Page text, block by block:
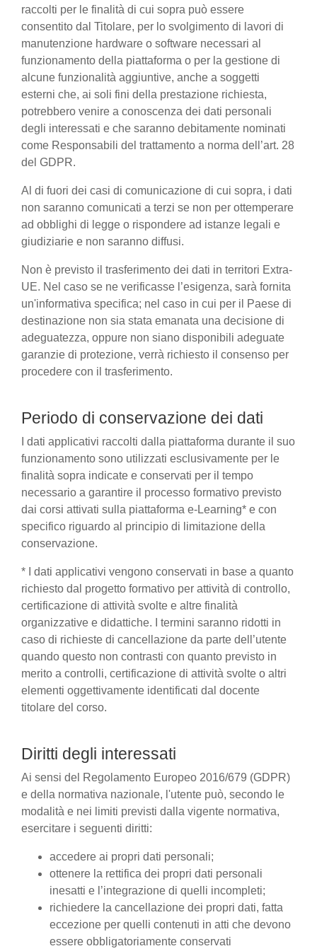
raccolti per le finalità di cui sopra può essere
consentito dal Titolare, per lo svolgimento di lavori di
manutenzione hardware o software necessari al
funzionamento della piattaforma o per la gestione di
alcune funzionalità aggiuntive, anche a soggetti
esterni che, ai soli fini della prestazione richiesta,
potrebbero venire a conoscenza dei dati personali
degli interessati e che saranno debitamente nominati
come Responsabili del trattamento a norma dell’art. 28
del GDPR.
Al di fuori dei casi di comunicazione di cui sopra, i dati
non saranno comunicati a terzi se non per ottemperare
ad obblighi di legge o rispondere ad istanze legali e
giudiziarie e non saranno diffusi.
Non è previsto il trasferimento dei dati in territori Extra-
UE. Nel caso se ne verificasse l’esigenza, sarà fornita
un'informativa specifica; nel caso in cui per il Paese di
destinazione non sia stata emanata una decisione di
adeguatezza, oppure non siano disponibili adeguate
garanzie di protezione, verrà richiesto il consenso per
procedere con il trasferimento.
Periodo di conservazione dei dati
I dati applicativi raccolti dalla piattaforma durante il suo
funzionamento sono utilizzati esclusivamente per le
finalità sopra indicate e conservati per il tempo
necessario a garantire il processo formativo previsto
dai corsi attivati sulla piattaforma e-Learning* e con
specifico riguardo al principio di limitazione della
conservazione.
* I dati applicativi vengono conservati in base a quanto
richiesto dal progetto formativo per attività di controllo,
certificazione di attività svolte e altre finalità
organizzative e didattiche. I termini saranno ridotti in
caso di richieste di cancellazione da parte dell’utente
quando questo non contrasti con quanto previsto in
merito a controlli, certificazione di attività svolte o altri
elementi oggettivamente identificati dal docente
titolare del corso.
Diritti degli interessati
Ai sensi del Regolamento Europeo 2016/679 (GDPR)
e della normativa nazionale, l'utente può, secondo le
modalità e nei limiti previsti dalla vigente normativa,
esercitare i seguenti diritti:
accedere ai propri dati personali;
ottenere la rettifica dei propri dati personali
inesatti e l’integrazione di quelli incompleti;
richiedere la cancellazione dei propri dati, fatta
eccezione per quelli contenuti in atti che devono
essere obbligatoriamente conservati